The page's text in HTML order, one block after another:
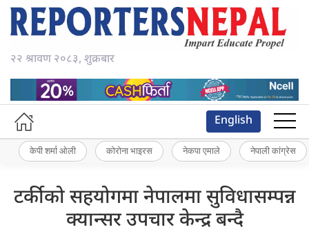
२२ श्रावण २०८३, शुक्रबार
English
केपी शर्मा ओली कोरोना भाइरस नेकपा एमाले नेपाली कांग्रेस
टर्कीको सहयोगमा नेपालमा सुविधासम्पन्न
क्यान्सर उपचार केन्द्र बन्दै